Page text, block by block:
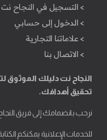
> التسجيل في النجاح نت
> الدخول إلى حسابي
> علاماتنا التجارية
> الاتصال بنا
النجاح نت دليلك الموثوق
تحقيق أهدافك.
نرحب بانضمامك إلى فريق
للخدمات الإعلانية يمكنكم